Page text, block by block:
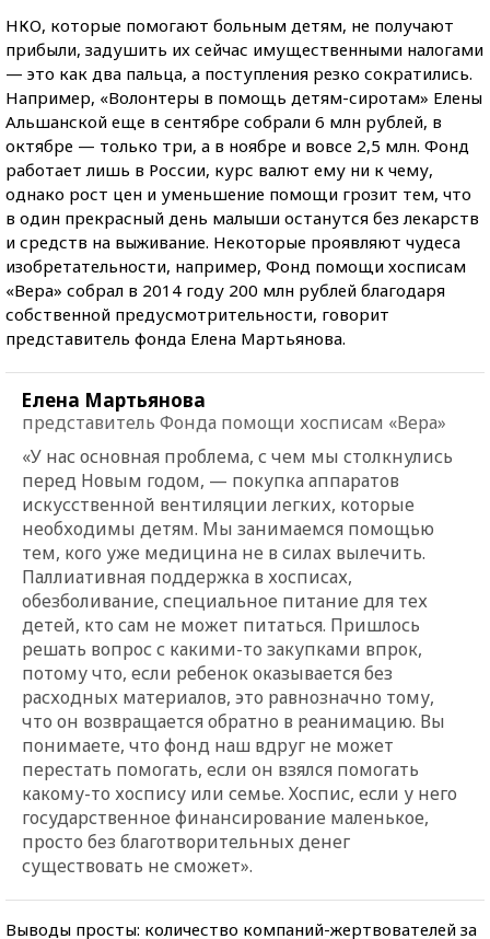
НКО, которые помогают больным детям, не получают
прибыли, задушить их сейчас имущественными налогами
— это как два пальца, а поступления резко сократились.
Например, «Волонтеры в помощь детям-сиротам» Елены
Альшанской еще в сентябре собрали 6 млн рублей, в
октябре — только три, а в ноябре и вовсе 2,5 млн. Фонд
работает лишь в России, курс валют ему ни к чему,
однако рост цен и уменьшение помощи грозит тем, что
в один прекрасный день малыши останутся без лекарств
и средств на выживание. Некоторые проявляют чудеса
изобретательности, например, Фонд помощи хосписам
«Вера» собрал в 2014 году 200 млн рублей благодаря
собственной предусмотрительности, говорит
представитель фонда Елена Мартьянова.
Елена Мартьянова
представитель Фонда помощи хосписам «Вера»
«У нас основная проблема, с чем мы столкнулись
перед Новым годом, — покупка аппаратов
искусственной вентиляции легких, которые
необходимы детям. Мы занимаемся помощью
тем, кого уже медицина не в силах вылечить.
Паллиативная поддержка в хосписах,
обезболивание, специальное питание для тех
детей, кто сам не может питаться. Пришлось
решать вопрос с какими-то закупками впрок,
потому что, если ребенок оказывается без
расходных материалов, это равнозначно тому,
что он возвращается обратно в реанимацию. Вы
понимаете, что фонд наш вдруг не может
перестать помогать, если он взялся помогать
какому-то хоспису или семье. Хоспис, если у него
государственное финансирование маленькое,
просто без благотворительных денег
существовать не сможет».
Выводы просты: количество компаний-жертвователей за